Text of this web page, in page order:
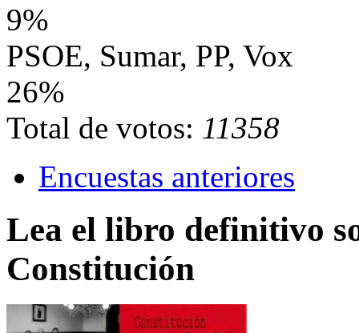
9%
PSOE, Sumar, PP, Vox
26%
Total de votos: 11358
Encuestas anteriores
Lea el libro definitivo
Constitución